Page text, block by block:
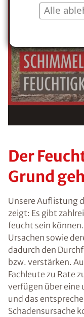
Alle
Der
Grund
Unsere Auflistung
zeigt: Es gibt
feucht sein
Ursachen sowie
dadurch den
bzw. verstärken.
Fachleute zu Rate
verfügen über
und das
Schadensursache
Voraussetzung
Ratgebers ist die